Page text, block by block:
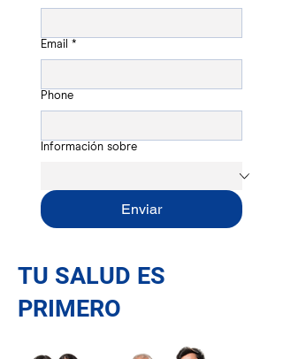
Email *
Phone
Información sobre
Enviar
TU SALUD ES
PRIMERO